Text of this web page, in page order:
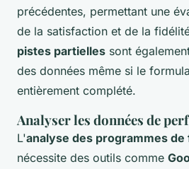
précédentes, permettant une
de la satisfaction et de la
pistes partielles sont
des données même si le
entièrement complété.
Analyser les données de
L'analyse des programmes de
nécessite des outils comme